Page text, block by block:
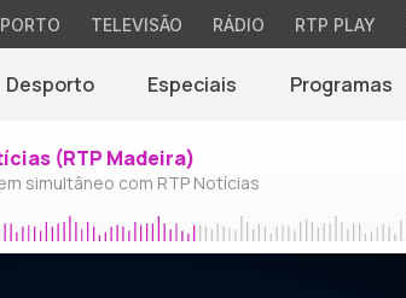
TELEVISÃO RÁDIO RTP PLAY
Desporto Especiais Programas
(RTP Madeira)
simultâneo com RTP Notícias